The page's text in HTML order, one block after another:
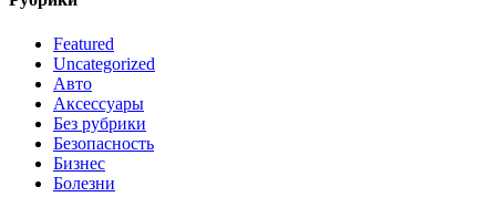
Featured
Uncategorized
Авто
Аксессуары
Без рубрики
Безопасность
Бизнес
Болезни